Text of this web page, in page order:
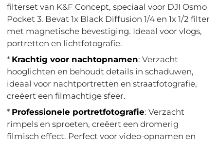
filterset van K&F Concept, speciaal voor DJI Osmo
Pocket 3. Bevat 1x Black Diffusion 1/4 en 1x 1/2 filter
met magnetische bevestiging. Ideaal voor vlogs,
portretten en lichtfotografie.
* Krachtig voor nachtopnamen: Verzacht
hooglichten en behoudt details in schaduwen,
ideaal voor nachtportretten en straatfotografie,
creëert een filmachtige sfeer.
* Professionele portretfotografie: Verzacht
rimpels en sproeten, creëert een dromerig
filmisch effect. Perfect voor video-opnamen en